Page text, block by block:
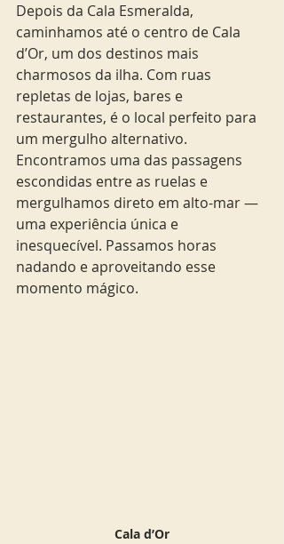
Depois da Cala Esmeralda,
caminhamos até o centro de Cala
d’Or, um dos destinos mais
charmosos da ilha. Com ruas
repletas de lojas, bares e
restaurantes, é o local perfeito para
um mergulho alternativo.
Encontramos uma das passagens
escondidas entre as ruelas e
mergulhamos direto em alto-mar —
uma experiência única e
inesquecível. Passamos horas
nadando e aproveitando esse
momento mágico.
Cala d’Or